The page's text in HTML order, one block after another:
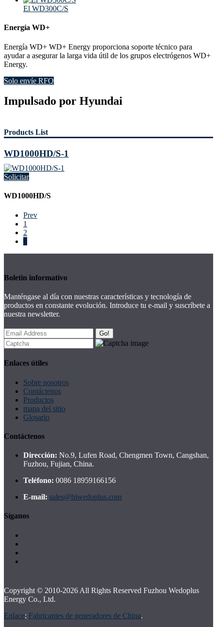
El WD300C/S
Energía WD+
Energía WD+ WD+ Energy proporciona soporte técnico para
ayudar a asegurar la larga vida útil de los grupos electrógenos WD+
Energy.
Solo envíe RFQ
Impulsado por Hyundai
Products List
WD1000HD/S-1
Solicitar
WD1000HD/S
Prev
1
2
Boletin informativo
Manténgase al día con nuestras características y tecnología de
productos en constante evolución. Introduce tu e-mail y suscríbete a
nuestra newsletter.
Go!
Enlaces útiles
Sobre nosotros
Contáctenos
Productos
mapa del sitio
Glosario
Contáctenos
Dirección: No.9, Lufen Road, Chengmen Town, Cangshan,
Fuzhou, Fujian, China.
Teléfono: 0086 18959166156
E-mail: sales@hiwedoplus.com
Síganos
Copyright © 2010-2026 All Rights Reserved Fuzhou Wedoplus
Energy Co., Ltd.
Enlace: Fabricantes de generadores de China.